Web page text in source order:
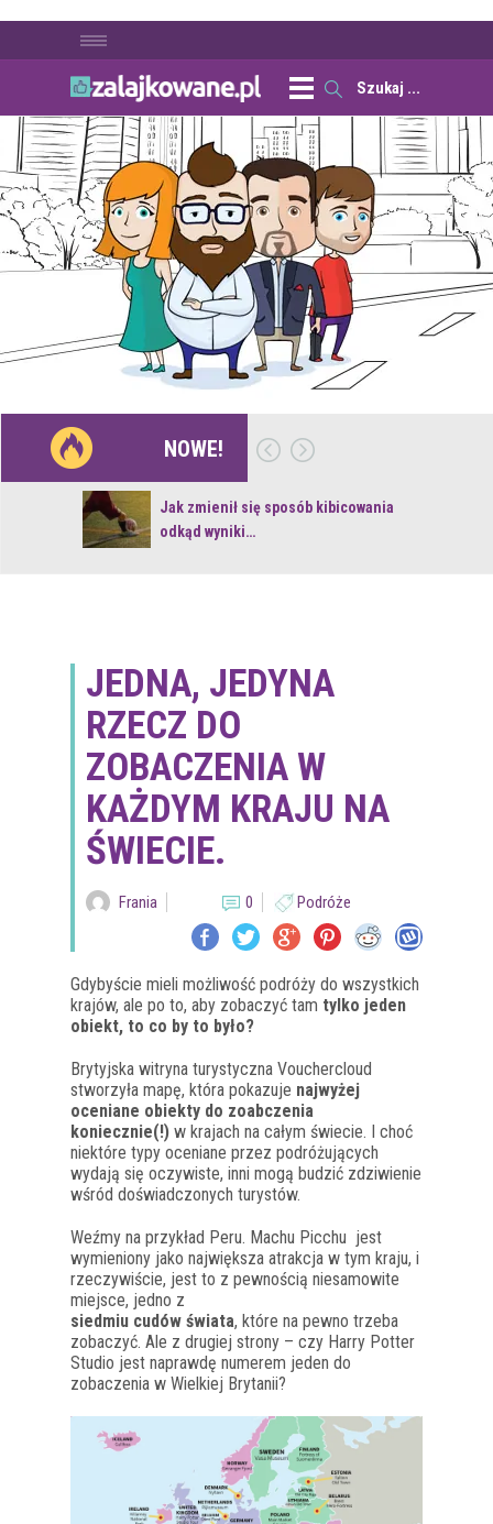
NOWE!
Jak zmienił się sposób kibicowania
odkąd wyniki…
JEDNA, JEDYNA
RZECZ DO
ZOBACZENIA W
KAŻDYM KRAJU NA
ŚWIECIE.
Frania 0 Podróże
Gdybyście mieli możliwość podróży do wszystkich
krajów, ale po to, aby zobaczyć tam tylko jeden
obiekt, to co by to było?
Brytyjska witryna turystyczna Vouchercloud
stworzyła mapę, która pokazuje najwyżej
oceniane obiekty do zoabczenia
koniecznie(!) w krajach na całym świecie. I choć
niektóre typy oceniane przez podróżujących
wydają się oczywiste, inni mogą budzić zdziwienie
wśród doświadczonych turystów.
Weźmy na przykład Peru. Machu Picchu jest
wymieniony jako największa atrakcja w tym kraju, i
rzeczywiście, jest to z pewnością niesamowite
miejsce, jedno z
siedmiu cudów świata, które na pewno trzeba
zobaczyć. Ale z drugiej strony – czy Harry Potter
Studio jest naprawdę numerem jeden do
zobaczenia w Wielkiej Brytanii?